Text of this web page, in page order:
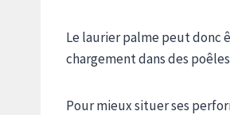
Le laurier palme peut donc
chargement dans des
Pour mieux situer ses